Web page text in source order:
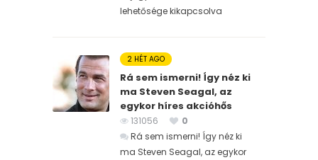
lehetősége kikapcsolva
2 HÉT AGO
Rá sem ismerni! Így néz ki
ma Steven Seagal, az
egykor híres akcióhős
131056
0
Rá sem ismerni! Így néz ki
ma Steven Seagal, az egykor